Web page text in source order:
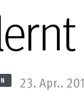
23. Apr..